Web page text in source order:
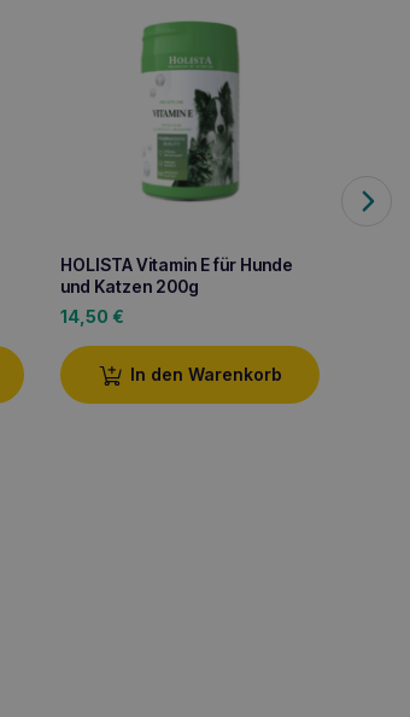
HOLISTA Vitamin E für Hunde
und Katzen 200g
14,50 €
In den Warenkorb